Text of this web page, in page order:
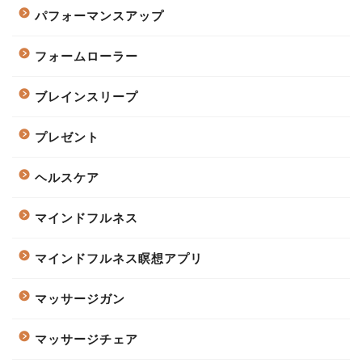
パフォーマンスアップ
フォームローラー
ブレインスリープ
プレゼント
ヘルスケア
マインドフルネス
マインドフルネス瞑想アプリ
マッサージガン
マッサージチェア